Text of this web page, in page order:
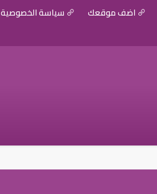
اضف موقعك سياسة الخصوصية